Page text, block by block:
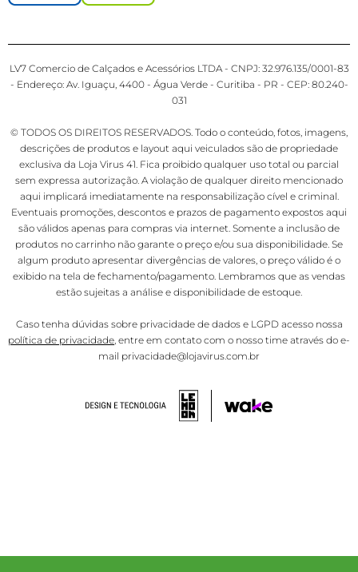
LV7 Comercio de Calçados e Acessórios LTDA - CNPJ: 32.976.135/0001-83
- Endereço: Av. Iguaçu, 4400 - Água Verde - Curitiba - PR - CEP: 80.240-
031
© TODOS OS DIREITOS RESERVADOS. Todo o conteúdo, fotos, imagens,
descrições de produtos e layout aqui veiculados são de propriedade
exclusiva da Loja Virus 41. Fica proibido qualquer uso total ou parcial
sem expressa autorização. A violação de qualquer direito mencionado
aqui implicará imediatamente na responsabilização cível e criminal.
Eventuais promoções, descontos e prazos de pagamento expostos aqui
são válidos apenas para compras via internet. Somente a inclusão de
produtos no carrinho não garante o preço e/ou sua disponibilidade. Se
algum produto apresentar divergências de valores, o preço válido é o
exibido na tela de fechamento/pagamento. Lembramos que as vendas
estão sujeitas a análise e disponibilidade de estoque.
Caso tenha dúvidas sobre privacidade de dados e LGPD acesso nossa
política de privacidade, entre em contato com o nosso time através do e-
mail privacidade@lojavirus.com.br